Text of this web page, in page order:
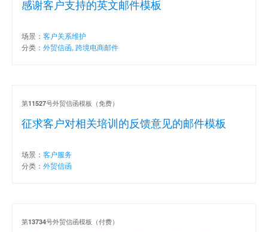
感谢客户支持的英文邮件模板
场景： 客户关系维护
分类： 外贸信函, 跨境电商邮件
征求客户对相关培训的反馈意见的邮件模板
第11527号外贸信函模板（免费）
场景： 客户服务
分类： 外贸信函
第13734号外贸信函模板（付费）